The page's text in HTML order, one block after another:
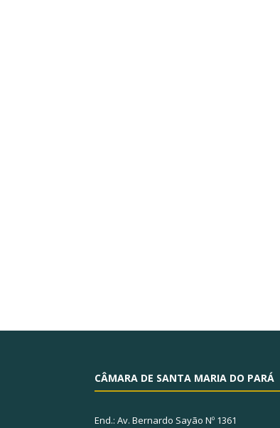
CÂMARA DE SANTA MARIA DO PARÁ
End.: Av. Bernardo Sayão Nº 1361